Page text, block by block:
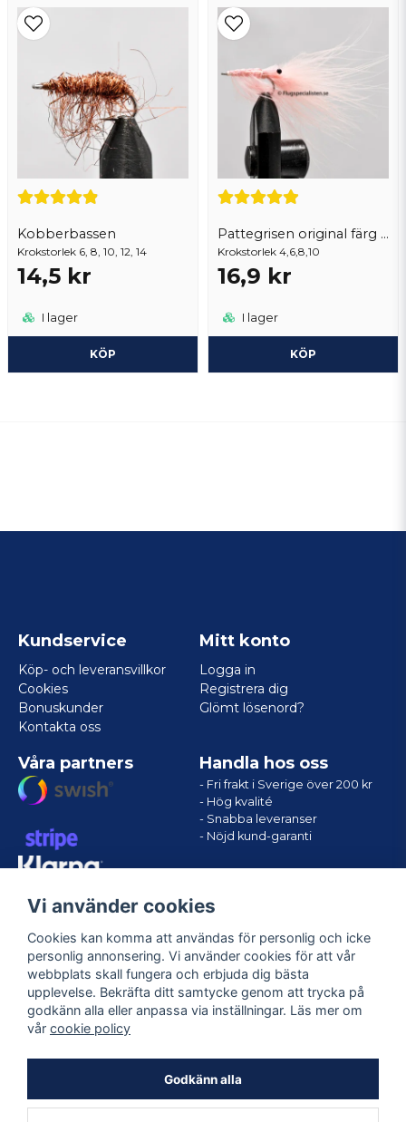
Kobberbassen
Krokstorlek 6, 8, 10, 12, 14
14,5 kr
I lager
KÖP
Pattegrisen original färg marabou
Krokstorlek 4,6,8,10
16,9 kr
I lager
KÖP
Kundservice
Köp- och leveransvillkor
Cookies
Bonuskunder
Kontakta oss
Mitt konto
Logga in
Registrera dig
Glömt lösenord?
Våra partners Handla hos oss
- Fri frakt i Sverige över 200 kr
- Hög kvalité
- Snabba leveranser
- Nöjd kund-garanti
Följ oss
Vi använder cookies
Cookies kan komma att användas för personlig och icke
personlig annonsering. Vi använder cookies för att vår
webbplats skall fungera och erbjuda dig bästa
upplevelse. Bekräfta ditt samtycke genom att trycka på
godkänn alla eller anpassa via inställningar. Läs mer om
vår cookie policy
Godkänn alla